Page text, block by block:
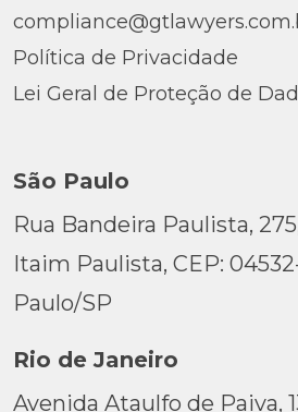
Política de Privacidade
Lei Geral de Proteção de
São Paulo
Rua Bandeira Paulista,
Itaim Paulista, CEP:
Paulo/SP
Rio de Janeiro
Avenida Ataulfo de Paiva,